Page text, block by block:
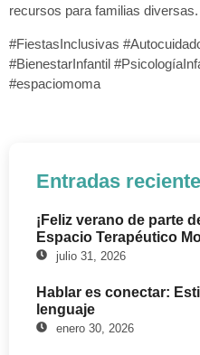
recursos para familias diversas.
#FiestasInclusivas
#BienestarInfantil
#espaciomoma
Entradas
¡Feliz verano de parte
Espacio Terapéutico
julio 31, 2026
Hablar es conectar:
lenguaje
enero 30, 2026